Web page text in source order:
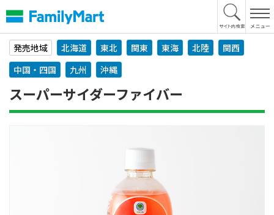
文
へ
発売地域
北海道 東北 関東 東海 北陸
関西
中国・四国
九州 沖縄
スーパーサイダーファイバー